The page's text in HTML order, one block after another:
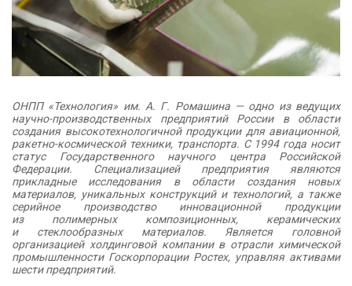
ОНПП «Технология» им. А. Г. Ромашина — одно из ведущих
научно-производственных предприятий России в области
создания высокотехнологичной продукции для авиационной,
ракетно-космической техники, транспорта. С 1994 года носит
статус Государственного научного центра Российской
Федерации. Специализацией предприятия являются
прикладные исследования в области создания новых
материалов, уникальных конструкций и технологий, а также
серийное производство инновационной продукции
из полимерных композиционных, керамических
и стеклообразных материалов. Является головной
организацией холдинговой компании в отрасли химической
промышленности Госкорпорации Ростех, управляя активами
шести предприятий.